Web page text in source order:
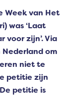
Week van Het
was ‘Laat
voor zijn’. Via
om
niet te
petitie zijn
petitie is